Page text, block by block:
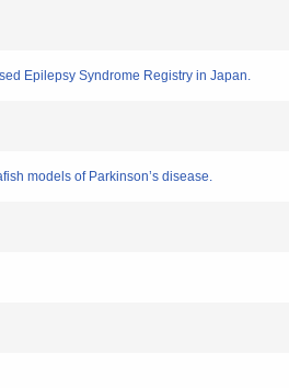
Epilepsy Syndrome Registry in Japan.
models of Parkinson’s disease.